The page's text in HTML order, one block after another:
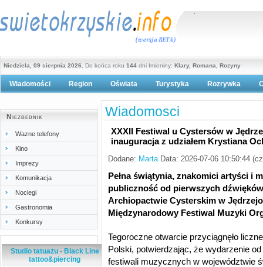
Niedziela, 09 sierpnia 2026 , Do końca roku 144 dni Imieniny: Klary, Romana, Rozyny
Wiadomości Region Oświata Turystyka
Polityka prywatności
Rozrywka
Niezbednik
Wazne telefony
Kino
Imprezy
Komunikacja
Noclegi
Gastronomia
Konkursy
Studio tatuażu - Black Line
tattoo&piercing
Wiadomosci
XXXII Festiwal u Cystersów w
inauguracja z udziałem Krystiana
Dodane: MartaData: 2026-07-06 10:50:44
Pełna świątynia, znakomici artyści i
publiczność od pierwszych
Archiopactwie Cysterskim w
Międzynarodowy Festiwal Muzyki
Tegoroczne otwarcie przyciągnęło
Polski, potwierdzając, że wydarzenie
festiwali muzycznych w województwie